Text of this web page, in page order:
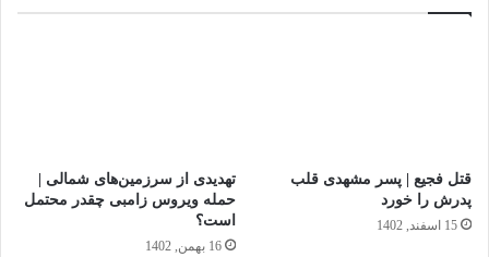
قتل فجیع | پسر مشهدی قلب
پدرش را خورد
15 اسفند, 1402
تهدیدی از سرزمین‌های شمالی |
حمله ویروس زامبی چقدر محتمل
است؟
16 بهمن, 1402